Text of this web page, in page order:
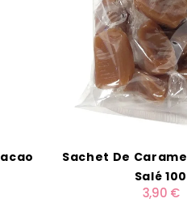
Sachet De
Salé
3,90 €